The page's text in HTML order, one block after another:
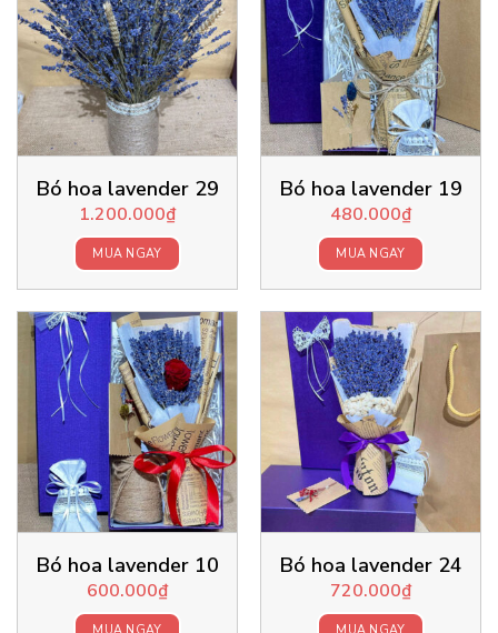
Bó hoa lavender 29
1.200.000₫
MUA NGAY
Bó hoa lavender 19
480.000₫
MUA NGAY
Bó hoa lavender 10
600.000₫
Bó hoa lavender 24
720.000₫